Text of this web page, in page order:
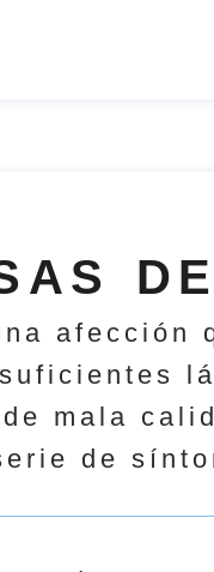
afección
mala
de